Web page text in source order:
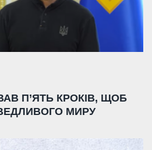
П’ЯТЬ КРОКІВ, ЩОБ
МИРУ